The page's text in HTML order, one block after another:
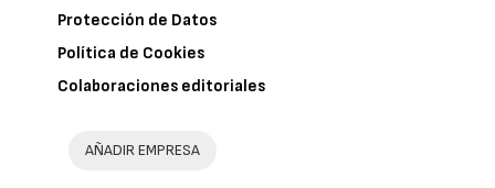
Protección de Datos
Política de Cookies
Colaboraciones editoriales
AÑADIR EMPRESA